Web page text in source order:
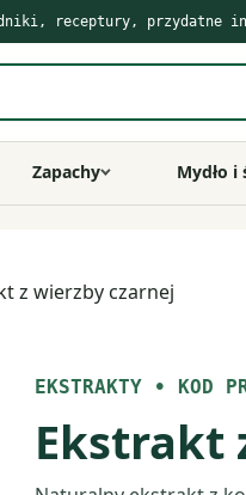
receptury, przydatne
Zapachy Mydło i
z wierzby czarnej
EKSTRAKTY • KOD
Ekstrakt